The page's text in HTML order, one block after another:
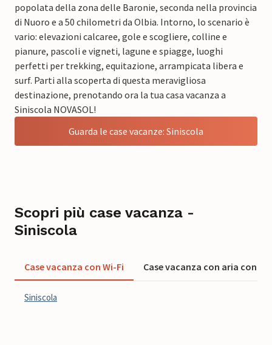
popolata della zona delle Baronie, seconda nella provincia
di Nuoro e a 50 chilometri da Olbia. Intorno, lo scenario è
vario: elevazioni calcaree, gole e scogliere, colline e
pianure, pascoli e vigneti, lagune e spiagge, luoghi
perfetti per trekking, equitazione, arrampicata libera e
surf. Parti alla scoperta di questa meravigliosa
destinazione, prenotando ora la tua casa vacanza a
Siniscola NOVASOL!
Guarda le case vacanze: Siniscola
Scopri più case vacanza -
Siniscola
Case vacanza con Wi-Fi Case vacanza con aria
Siniscola